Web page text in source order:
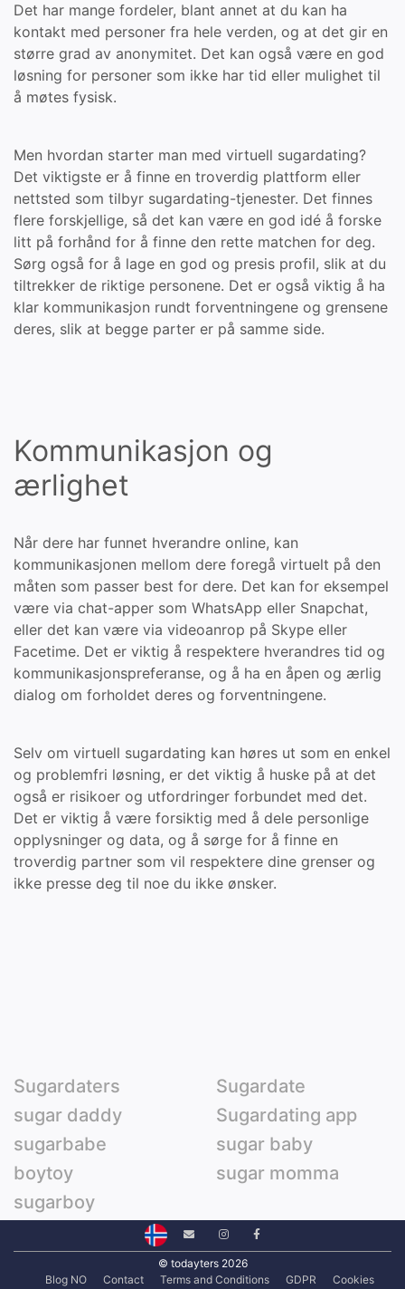
Det har mange fordeler, blant annet at du kan ha
kontakt med personer fra hele verden, og at det gir en
større grad av anonymitet. Det kan også være en god
løsning for personer som ikke har tid eller mulighet til
å møtes fysisk.
Men hvordan starter man med virtuell sugardating?
Det viktigste er å finne en troverdig plattform eller
nettsted som tilbyr sugardating-tjenester. Det finnes
flere forskjellige, så det kan være en god idé å forske
litt på forhånd for å finne den rette matchen for deg.
Sørg også for å lage en god og presis profil, slik at du
tiltrekker de riktige personene. Det er også viktig å ha
klar kommunikasjon rundt forventningene og grensene
deres, slik at begge parter er på samme side.
Kommunikasjon og
ærlighet
Når dere har funnet hverandre online, kan
kommunikasjonen mellom dere foregå virtuelt på den
måten som passer best for dere. Det kan for eksempel
være via chat-apper som WhatsApp eller Snapchat,
eller det kan være via videoanrop på Skype eller
Facetime. Det er viktig å respektere hverandres tid og
kommunikasjonspreferanse, og å ha en åpen og ærlig
dialog om forholdet deres og forventningene.
Selv om virtuell sugardating kan høres ut som en enkel
og problemfri løsning, er det viktig å huske på at det
også er risikoer og utfordringer forbundet med det.
Det er viktig å være forsiktig med å dele personlige
opplysninger og data, og å sørge for å finne en
troverdig partner som vil respektere dine grenser og
ikke presse deg til noe du ikke ønsker.
Sugardaters
Sugardate
sugar daddy
Sugardating app
sugarbabe
sugar baby
boytoy
sugar momma
sugarboy
© todayters 2026
Blog NO
Contact Terms and Conditions GDPR Cookies